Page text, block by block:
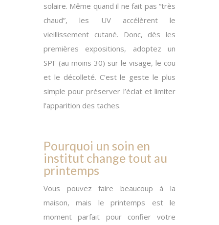
solaire. Même quand il ne fait pas “très
chaud”, les UV accélèrent le
vieillissement cutané. Donc, dès les
premières expositions, adoptez un
SPF (au moins 30) sur le visage, le cou
et le décolleté. C’est le geste le plus
simple pour préserver l’éclat et limiter
l’apparition des taches.
Pourquoi un soin en
institut change tout au
printemps
Vous pouvez faire beaucoup à la
maison,mais le printemps est le
moment parfait pour confier votre